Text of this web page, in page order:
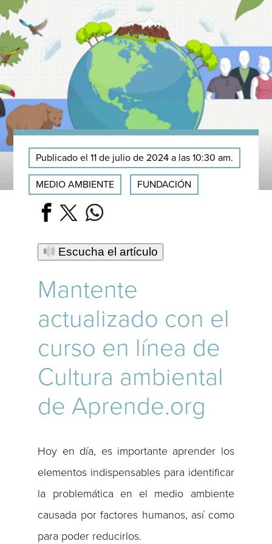
Publicado el 11 de julio de 2024 a las 10:30 am.
MEDIO AMBIENTE FUNDACIÓN
Escucha el artículo
Mantente
actualizado con el
curso en línea de
Cultura ambiental
de Aprende.org
Hoy en día, es importante aprender los
elementos indispensables para identificar
la problemática en el medio ambiente
causada por factores humanos, así como
para poder reducirlos.